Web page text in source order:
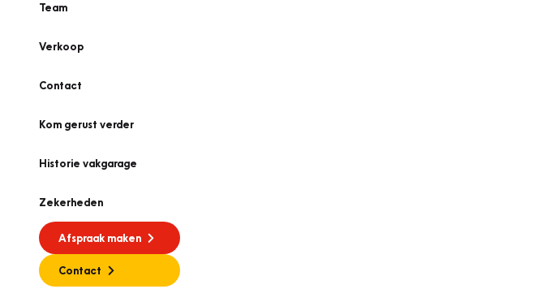
Team
Verkoop
Contact
Kom gerust verder
Historie vakgarage
Zekerheden
Afspraak maken
Contact